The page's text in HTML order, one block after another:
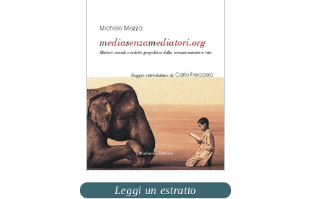
Leggi un estratto